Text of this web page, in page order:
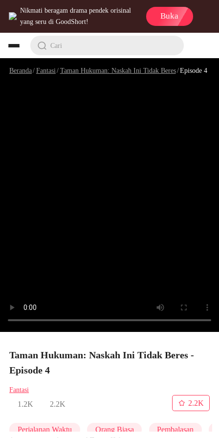
Nikmati beragam drama pendek orisinal
yang seru di GoodShort!
Buka
Cari
Beranda/Fantasi /Taman Hukuman: Naskah Ini Tidak Beres/Episode 4
Taman Hukuman: Naskah Ini Tidak Beres -
Episode 4
Fantasi
1.2K 2.2K
2.2K
Perjalanan Waktu Orang Biasa Pembalasan